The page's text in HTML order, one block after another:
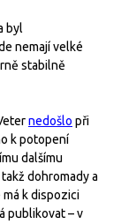
byl
nemají velké
stabilně
nedošlo při
k potopení
dalšímu
dohromady a
má k dispozici
publikovat – v